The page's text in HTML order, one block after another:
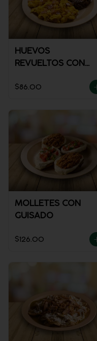
HUEVOS
REVUELTOS CON
$86.00
MOLLETES CON
GUISADO
$126.00